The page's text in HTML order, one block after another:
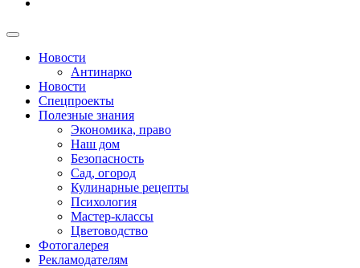
Новости
Антинарко
Новости
Спецпроекты
Полезные знания
Экономика, право
Наш дом
Безопасность
Сад, огород
Кулинарные рецепты
Психология
Мастер-классы
Цветоводство
Фотогалерея
Рекламодателям